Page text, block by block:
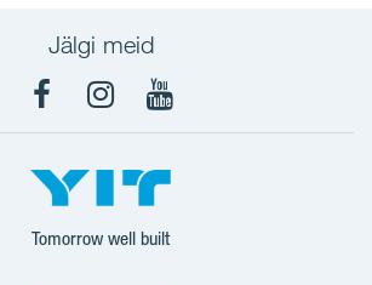
Jälgi meid
FacebookInstagram
YouTube
Tomorrow well built